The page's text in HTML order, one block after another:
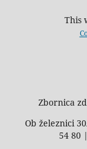
This
Zbornica
Ob železnici
54 80